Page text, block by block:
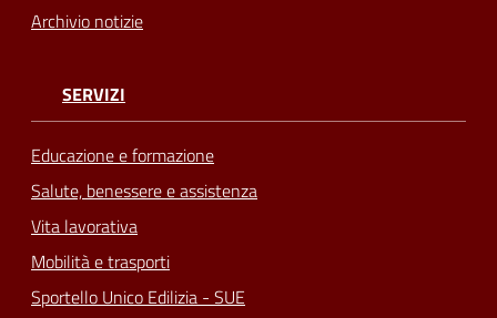
Archivio notizie
SERVIZI
Educazione e formazione
Salute, benessere e assistenza
Vita lavorativa
Mobilità e trasporti
Sportello Unico Edilizia - SUE